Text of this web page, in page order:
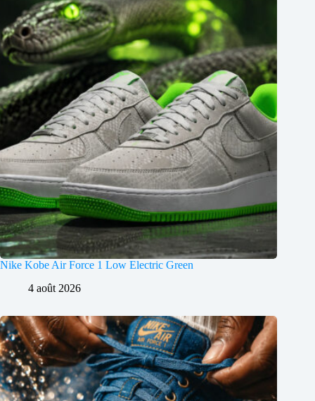
Nike Kobe Air Force 1 Low Electric Green
4 août 2026